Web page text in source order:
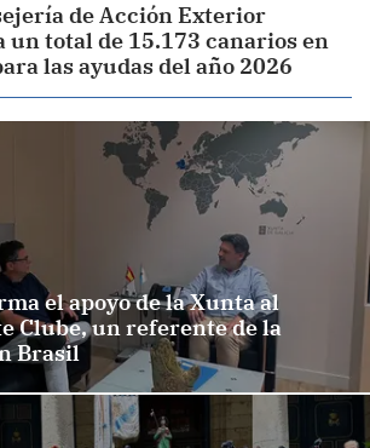
de Acción Exterior
un total de 15.173 canarios en
las ayudas del año 2026
el apoyo de la Xunta al
Clube, un referente de la
Brasil